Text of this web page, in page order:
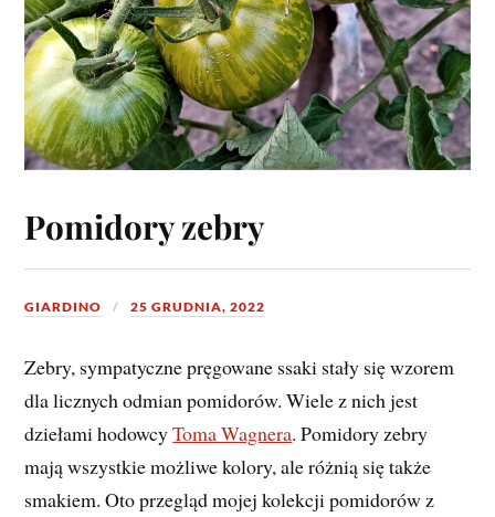
Pomidory zebry
GIARDINO 25 GRUDNIA, 2022
Zebry, sympatyczne pręgowane ssaki stały się wzorem
dla licznych odmian pomidorów. Wiele z nich jest
dziełami hodowcyToma Wagnera. Pomidory zebry
mają wszystkie możliwe kolory, ale różnią się także
smakiem. Oto przegląd mojej kolekcji pomidorów z